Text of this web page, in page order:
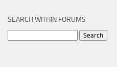
SEARCH WITHIN FORUMS